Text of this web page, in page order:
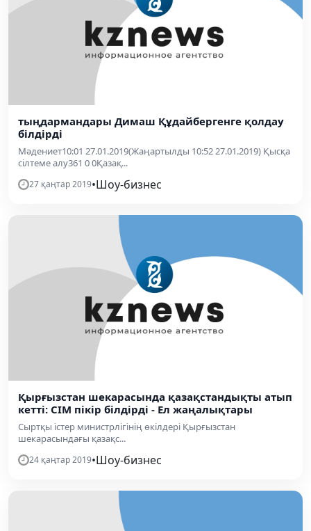
тыңдармандары Димаш Құдайбергенге қолдау
білдірді
Мәдениет10:01 27.01.2019(Жаңартылды 10:52 27.01.2019) Қысқа
сілтеме алу361 0 0Қазақ...
27 қаңтар 2019•Шоу-бизнес
Қырғызстан шекарасында қазақстандықты атып
кетті: СІМ пікір білдірді - Ел жаңалықтары
Сыртқы істер министрлігінің өкілдері Қырғызстан
шекарасындағы қазақс...
24 қаңтар 2019•Шоу-бизнес